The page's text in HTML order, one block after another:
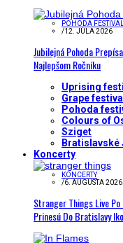
POHODA FESTIVAL
/12. JÚLA 2026
Jubilejná Pohoda
Najlepšom Ročníku
Uprising
Grape festival
Pohoda
Colours of
Sziget
Bratislavské
Koncerty
KONCERTY
/6. AUGUSTA 2026
Stranger Things Live
Prinesú Do Bratislavy